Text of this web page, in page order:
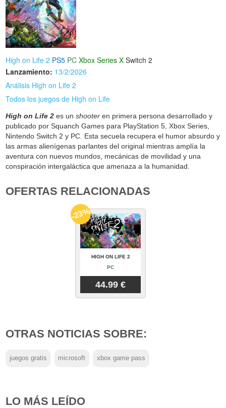
High on Life 2 PS5 PC Xbox Series X Switch 2
Lanzamiento: 13/2/2026
Análisis High on Life 2
Todos los juegos de High on Life
High on Life 2 es unshooter en primera persona desarrollado y
publicado por Squanch Games para PlayStation 5, Xbox Series,
Nintendo Switch 2 y PC. Esta secuela recupera el humor absurdo y
las armas alienígenas parlantes del original mientras amplía la
aventura con nuevos mundos, mecánicas de movilidad y una
conspiración intergaláctica que amenaza a la humanidad.
OFERTAS RELACIONADAS
HIGH ON LIFE 2
PC
44.99 €
-23%
OTRAS NOTICIAS SOBRE:
juegos gratis microsoft xbox game pass
LO MÁS LEÍDO